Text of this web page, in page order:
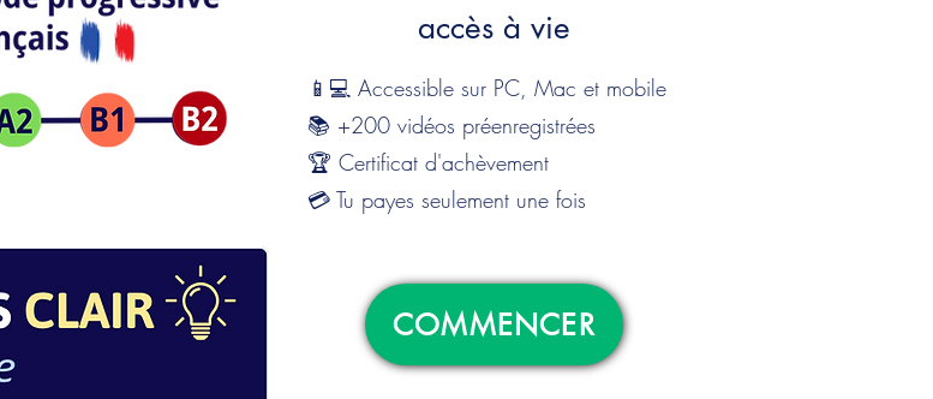
accès à vie
📱💻 Accessible sur PC, Mac et mobile
📚 +200 vidéos préenregistrées
🏆 Certificat d'achèvement
💳 Tu payes seulement une fois
COMMENCER